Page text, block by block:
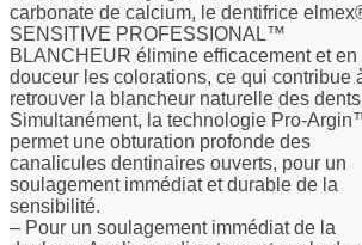
carbonate de calcium, le dentifrice
SENSITIVE PROFESSIONAL™
BLANCHEUR élimine efficacement et en
douceur les colorations, ce qui contribue
retrouver la blancheur naturelle des
Simultanément, la technologie Pro-
permet une obturation profonde des
canalicules dentinaires ouverts, pour un
soulagement immédiat et durable de la
sensibilité.
– Pour un soulagement immédiat de la